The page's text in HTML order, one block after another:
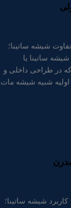
شیشه ساتینا؛
ساتینا یا
در طراحی داخلی و
اولیه شبیه شیشه مات
شیشه ساتینا؛